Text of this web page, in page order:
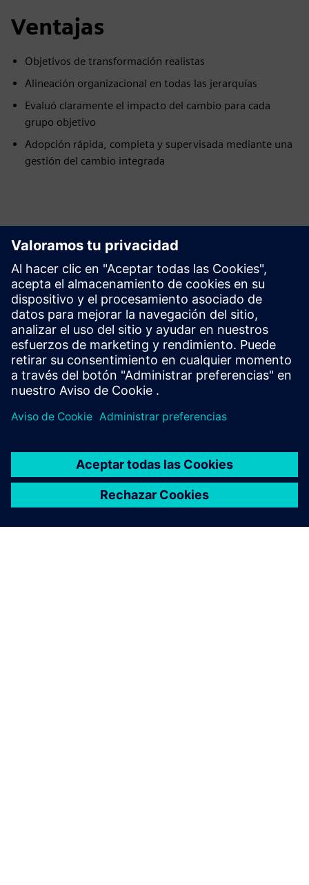
Ventajas
Objetivos de transformación realistas
Alineación organizacional en todas las jerarquías
Evaluó claramente el impacto del cambio para cada
grupo objetivo
Adopción rápida, completa y supervisada mediante una
gestión del cambio integrada
Explora los recursos y los
productos relacionados
Información y recursos adicionales
Descargar el documento técnico